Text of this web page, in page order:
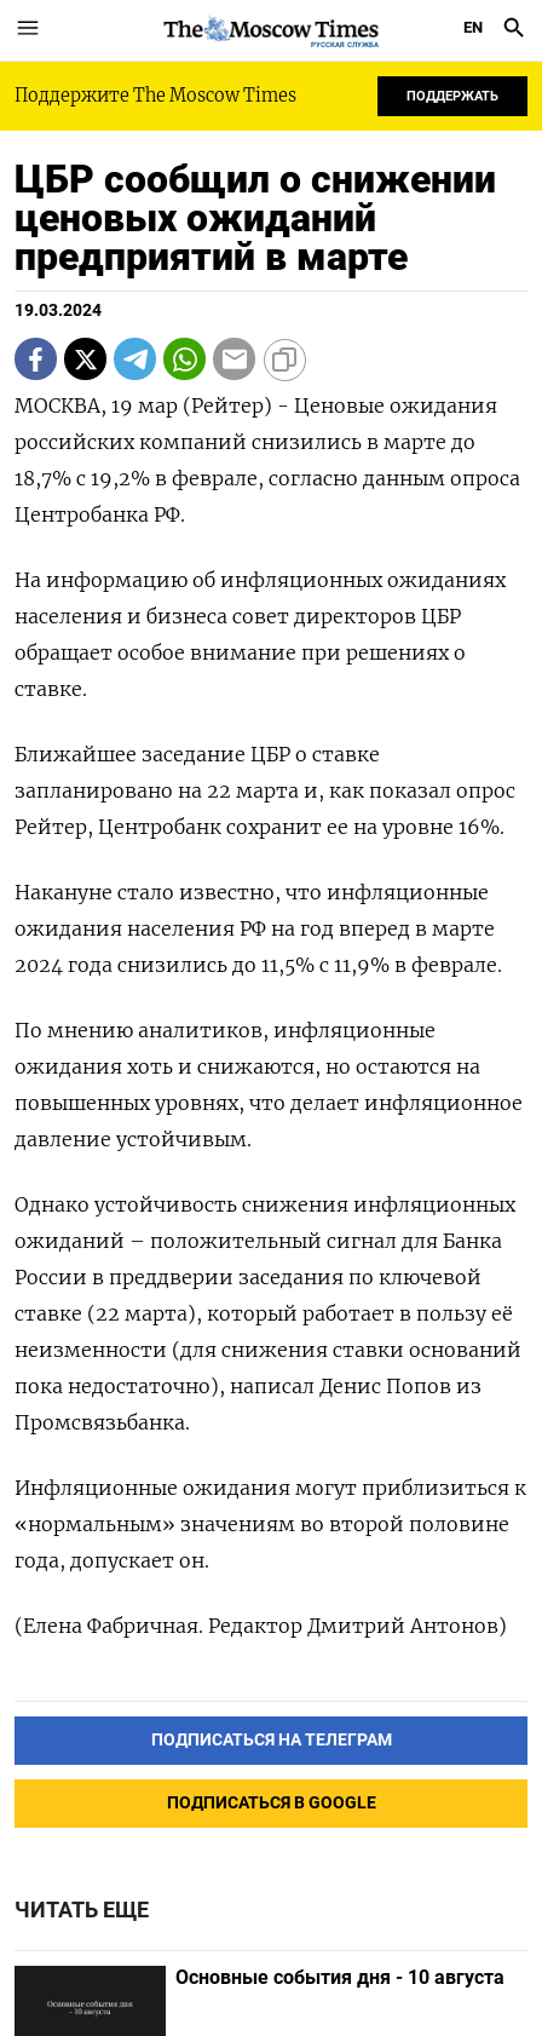
РУССКАЯ СЛУЖБА
EN
Поддержите The Moscow Times ПОДДЕРЖАТЬ
ЦБР сообщил о снижении
ценовых ожиданий
предприятий в марте
19.03.2024
МОСКВА, 19 мар (Рейтер) - Ценовые ожидания
российских компаний снизились в марте до
18,7% с 19,2% в феврале, согласно данным опроса
Центробанка РФ.
На информацию об инфляционных ожиданиях
населения и бизнеса совет директоров ЦБР
обращает особое внимание при решениях о
ставке.
Ближайшее заседание ЦБР о ставке
запланировано на 22 марта и, как показал опрос
Рейтер, Центробанк сохранит ее на уровне 16%.
Накануне стало известно, что инфляционные
ожидания населения РФ на год вперед в марте
2024 года снизились до 11,5% с 11,9% в феврале.
По мнению аналитиков, инфляционные
ожидания хоть и снижаются, но остаются на
повышенных уровнях, что делает инфляционное
давление устойчивым.
Однако устойчивость снижения инфляционных
ожиданий – положительный сигнал для Банка
России в преддверии заседания по ключевой
ставке (22 марта), который работает в пользу её
неизменности (для снижения ставки оснований
пока недостаточно), написал Денис Попов из
Промсвязьбанка.
Инфляционные ожидания могут приблизиться к
«нормальным» значениям во второй половине
года, допускает он.
(Елена Фабричная. Редактор Дмитрий Антонов)
ПОДПИСАТЬСЯ НА ТЕЛЕГРАМ
ПОДПИСАТЬСЯ В GOOGLE
ЧИТАТЬ ЕЩЕ
Основные события дня - 10 августа